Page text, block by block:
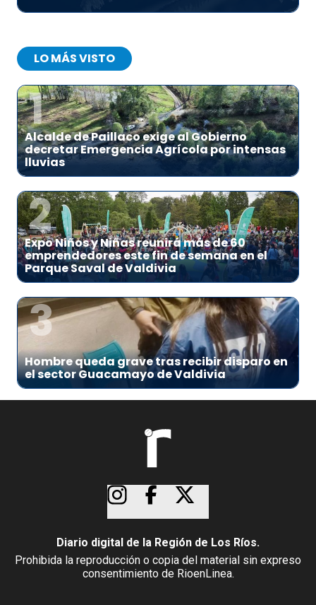
LO MÁS VISTO
1
Alcalde de Paillaco exige al Gobierno
decretar Emergencia Agrícola por intensas
lluvias
2
Expo Niños y Niñas reunirá más de 60
emprendedores este fin de semana en el
Parque Saval de Valdivia
3
Hombre queda grave tras recibir disparo en
el sector Guacamayo de Valdivia
Diario digital de la Región de Los Ríos.
Prohibida la reproducción o copia del material sin expreso
consentimiento de RioenLinea.